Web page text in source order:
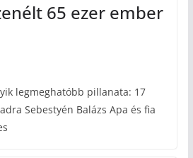
65 ezer ember
legmeghatóbb pillanata: 17
Sebestyén Balázs Apa és fia